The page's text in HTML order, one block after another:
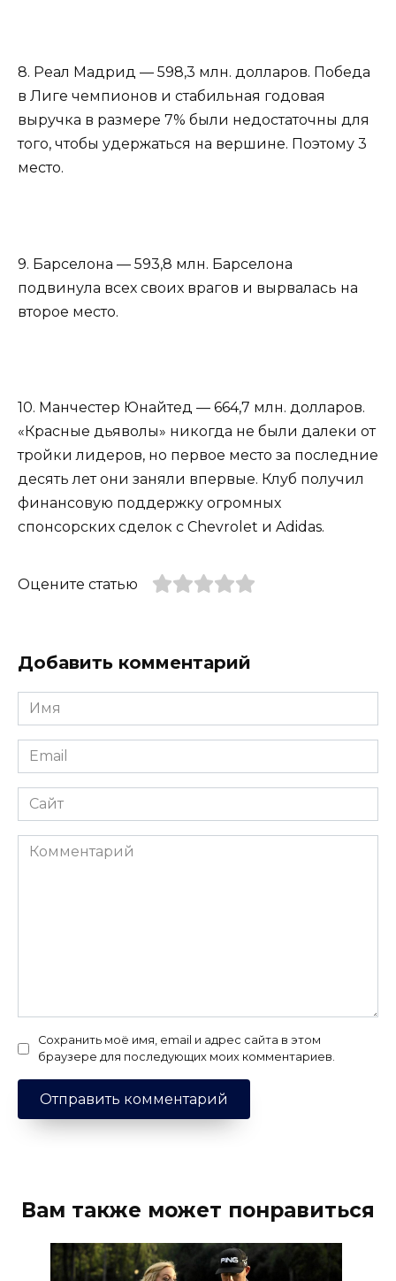
8. Реал Мадрид — 598,3 млн. долларов. Победа
в Лиге чемпионов и стабильная годовая
выручка в размере 7% были недостаточны для
того, чтобы удержаться на вершине. Поэтому 3
место.
9. Барселона — 593,8 млн. Барселона
подвинула всех своих врагов и вырвалась на
второе место.
10. Манчестер Юнайтед — 664,7 млн. долларов.
«Красные дьяволы» никогда не были далеки от
тройки лидеров, но первое место за последние
десять лет они заняли впервые. Клуб получил
финансовую поддержку огромных
спонсорских сделок с Chevrolet и Adidas.
Оцените статью
Добавить комментарий
Имя
*
Email
*
Сайт
Комментарий
Сохранить моё имя, email и адрес сайта в этом
браузере для последующих моих комментариев.
Вам также может понравиться